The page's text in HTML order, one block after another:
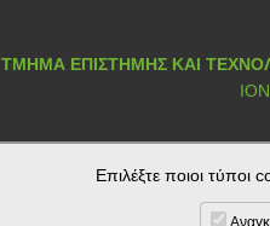
ΤΜΗΜΑ ΕΠΙΣΤΗΜΗΣ ΚΑΙ
Επιλέξτε ποιοι τύποι